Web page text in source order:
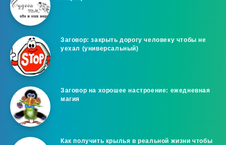
Заговор: закрыть дорогу человеку чтобы не
уехал (универсальный)
Заговор на хорошее настроение: ежедневная
магия
Как получить крылья в реальной жизни чтобы